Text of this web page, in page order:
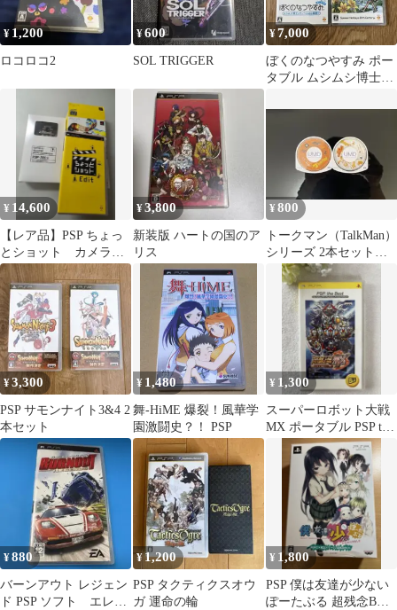
¥ 1,200
ロコロコ2
¥600
SOL TRIGGER
¥7,000
ぼくのなつやすみ ポー
タブル ムシムシ博士と
¥ 14,600
【レア品】PSP ちょっ
とショット カメラ同
梱版
¥3,800
新装版 ハートの国のア
リス
¥800
トークマン（TalkMan）
シリーズ 2本セット
【動作確認済】 PSP
¥3,300
PSP サモンナイト3&4 2
本セット
¥ 1,480
舞-HiME 爆裂！風華学
園激闘史？！ PSP
¥ 1,300
スーパーロボット大戦
MX ポータブル PSP the
¥880
バーンアウト レジェン
ド PSP ソフト エレク
¥1,200
PSP タクティクスオウ
ガ 運命の輪
¥ 1,800
PSP 僕は友達が少ない
ぽーたぶる 超残念BOX